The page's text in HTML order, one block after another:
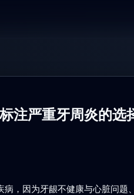
注严重牙周炎的选
，因为牙龈不健康与心脏问